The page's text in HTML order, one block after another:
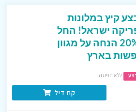
קיץ במלונות
ישראל! החל
מ20% הנחה על מגוון
בארץ
ללא תפוגה
קח דיל